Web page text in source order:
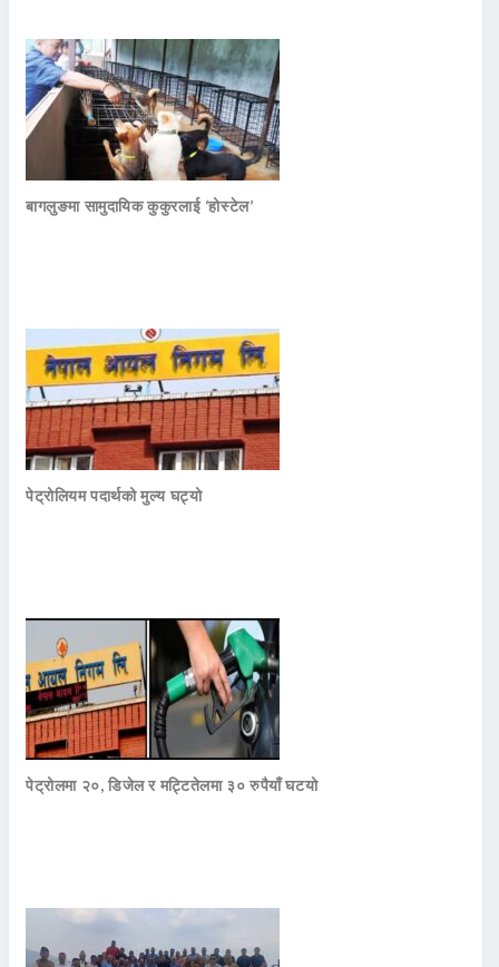
बागलुङमा सामुदायिक कुकुरलाई ‘होस्टेल’
पेट्रोलियम पदार्थको मुल्य घट्यो
पेट्रोलमा २०, डिजेल र मट्टितेलमा ३० रुपैयाँ घटयो